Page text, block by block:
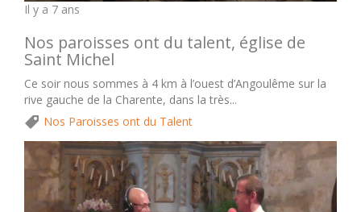
Il y a 7 ans
Nos paroisses ont du talent, église de
Saint Michel
Ce soir nous sommes à 4 km à l’ouest d’Angoulême sur la
rive gauche de la Charente, dans la très...
Nos Paroisses ont du Talent